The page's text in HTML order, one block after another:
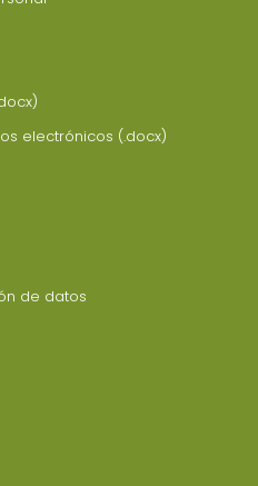
electrónicos (.docx)
de datos